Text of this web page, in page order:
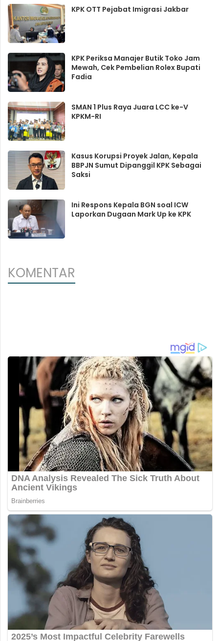
KPK OTT Pejabat Imigrasi Jakbar
KPK Periksa Manajer Butik Toko Jam
Mewah, Cek Pembelian Rolex Bupati
Fadia
SMAN 1 Plus Raya Juara LCC ke-V
KPKM-RI
Kasus Korupsi Proyek Jalan, Kepala
BBPJN Sumut Dipanggil KPK Sebagai
Saksi
Ini Respons Kepala BGN soal ICW
Laporkan Dugaan Mark Up ke KPK
KOMENTAR